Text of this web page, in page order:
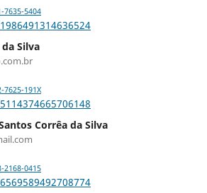
5404
da Silva
191X
Corrêa da Silva
0415